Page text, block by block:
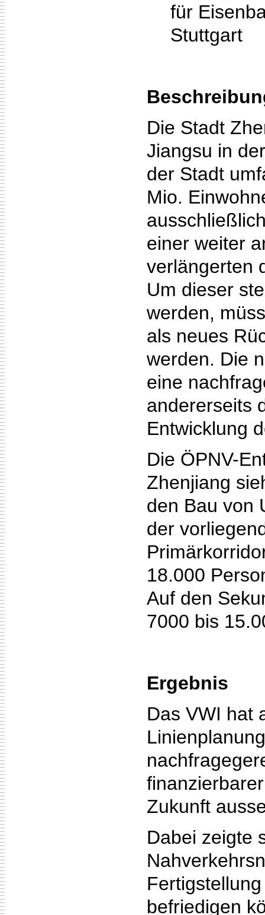
für
Stuttgart
Die Stadt
Jiangsu in
der Stadt
Mio.
einer weiter
verlängerten
Um dieser
werden,
als neues
werden. Die
eine
andererseits
Entwicklung
Die ÖPNV-
Zhenjiang
den Bau von
der
18.000
Auf den
7000 bis
Ergebnis
Das VWI hat
Zukunft
Dabei zeigte
befriedigen